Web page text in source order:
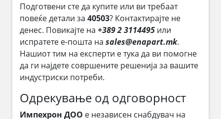
Подготвени сте да купите или ви требаат
повеќе детали за 40503? Контактирајте не
денес. Повикајте на +389 2 3114495 или
испратете е-пошта на sales@enapart.mk.
Нашиот тим на експерти е тука да ви помогне
да ги најдете совршените решенија за вашите
индустриски потреби.
Одрекување од одговорност
Импехрон ДОО е независен снабдувач на